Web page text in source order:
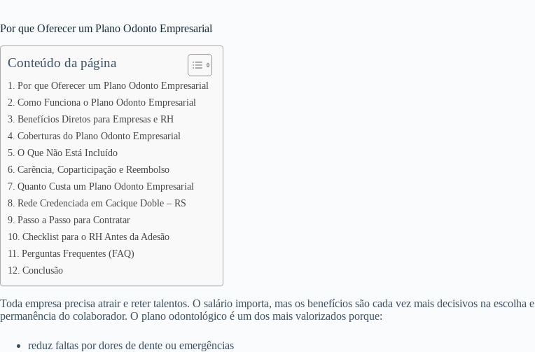
Por que Oferecer um Plano Odonto Empresarial
Conteúdo da página
Por que Oferecer um Plano Odonto Empresarial
Como Funciona o Plano Odonto Empresarial
Benefícios Diretos para Empresas e RH
Coberturas do Plano Odonto Empresarial
O Que Não Está Incluído
Carência, Coparticipação e Reembolso
Quanto Custa um Plano Odonto Empresarial
Rede Credenciada em Cacique Doble – RS
Passo a Passo para Contratar
Checklist para o RH Antes da Adesão
Perguntas Frequentes (FAQ)
Conclusão
Toda empresa precisa atrair e reter talentos. O salário importa, mas os benefícios são cada vez mais decisivos na escolha e
permanência do colaborador. O plano odontológico é um dos mais valorizados porque:
reduz faltas por dores de dente ou emergências